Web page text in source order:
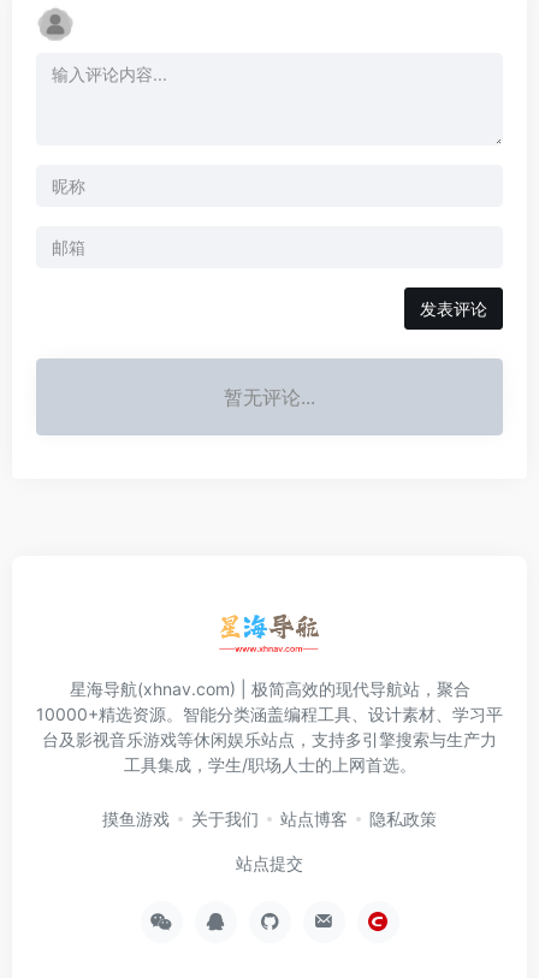
发表评论
暂无评论...
星海导航(xhnav.com) | 极简高效的现代导航站，聚合
10000+精选资源。智能分类涵盖编程工具、设计素材、学习平
台及影视音乐游戏等休闲娱乐站点，支持多引擎搜索与生产力
工具集成，学生/职场人士的上网首选。
摸鱼游戏 关于我们 站点博客 隐私政策
站点提交